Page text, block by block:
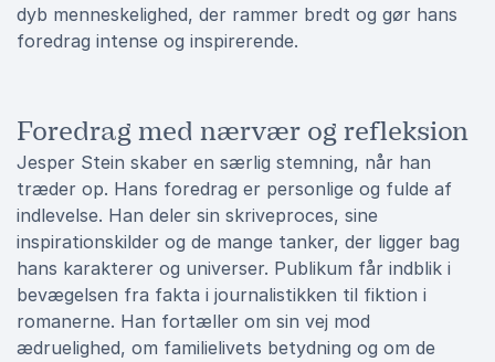
dyb menneskelighed, der rammer bredt og gør hans
foredrag intense og inspirerende.
Foredrag med nærvær og refleksion
Jesper Stein skaber en særlig stemning, når han
træder op. Hans foredrag er personlige og fulde af
indlevelse. Han deler sin skriveproces, sine
inspirationskilder og de mange tanker, der ligger bag
hans karakterer og universer. Publikum får indblik i
bevægelsen fra fakta i journalistikken til fiktion i
romanerne. Han fortæller om sin vej mod
ædruelighed, om familielivets betydning og om de